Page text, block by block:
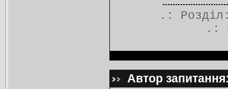
.:
.:
Автор